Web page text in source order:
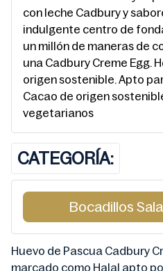
con leche Cadbury y
indulgente centro de
un millón de maneras de
una Cadbury Creme Egg.
origen sostenible. Apto
Cacao de origen
vegetarianos
CATEGORÍA:
Bocadillos
Huevo de Pascua Cadbury
marcado como Halal apto